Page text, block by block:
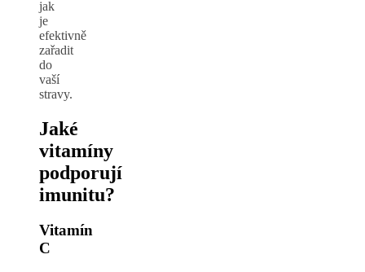
jak
je
efektivně
zařadit
do
vaší
stravy.
Jaké
vitamíny
podporují
imunitu?
Vitamín
C